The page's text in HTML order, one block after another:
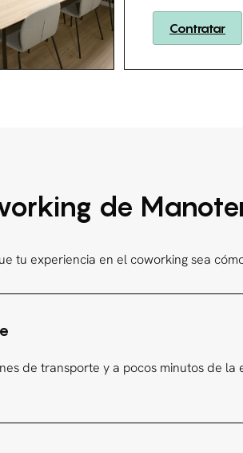
Contratar
de
tu experiencia en el coworking sea
de transporte y a pocos minutos de la